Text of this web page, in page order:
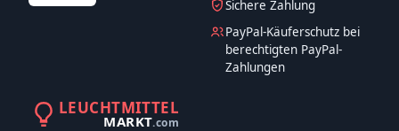
Sichere Zahlung
PayPal-Käuferschutz bei
berechtigten PayPal-
Zahlungen
LEUCHTMITTEL
MARKT.com